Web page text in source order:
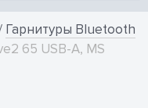
Гарнитуры Bluetooth
65 USB-A, MS